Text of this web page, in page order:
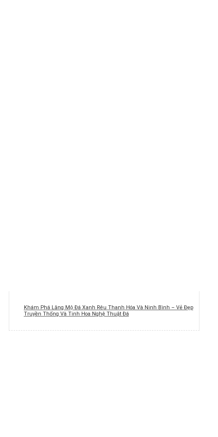
Khám Phá Lăng Mộ Đá Xanh Rêu Thanh Hóa Và Ninh Bình – Vẻ Đẹp
Truyền Thống Và Tinh Hoa Nghệ Thuật Đá